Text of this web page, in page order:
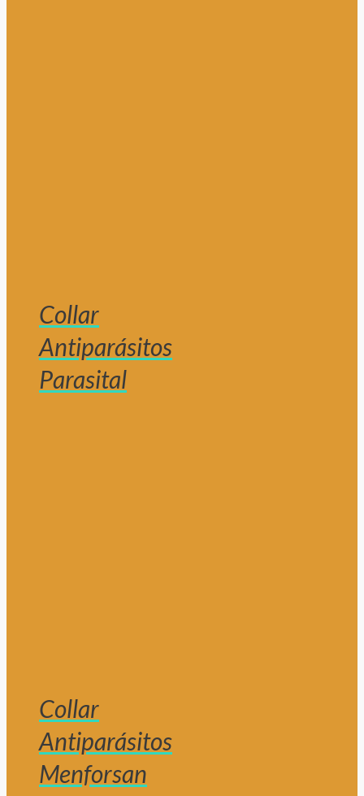
Collar
Antiparásitos
Parasital
Collar
Antiparásitos
Menforsan